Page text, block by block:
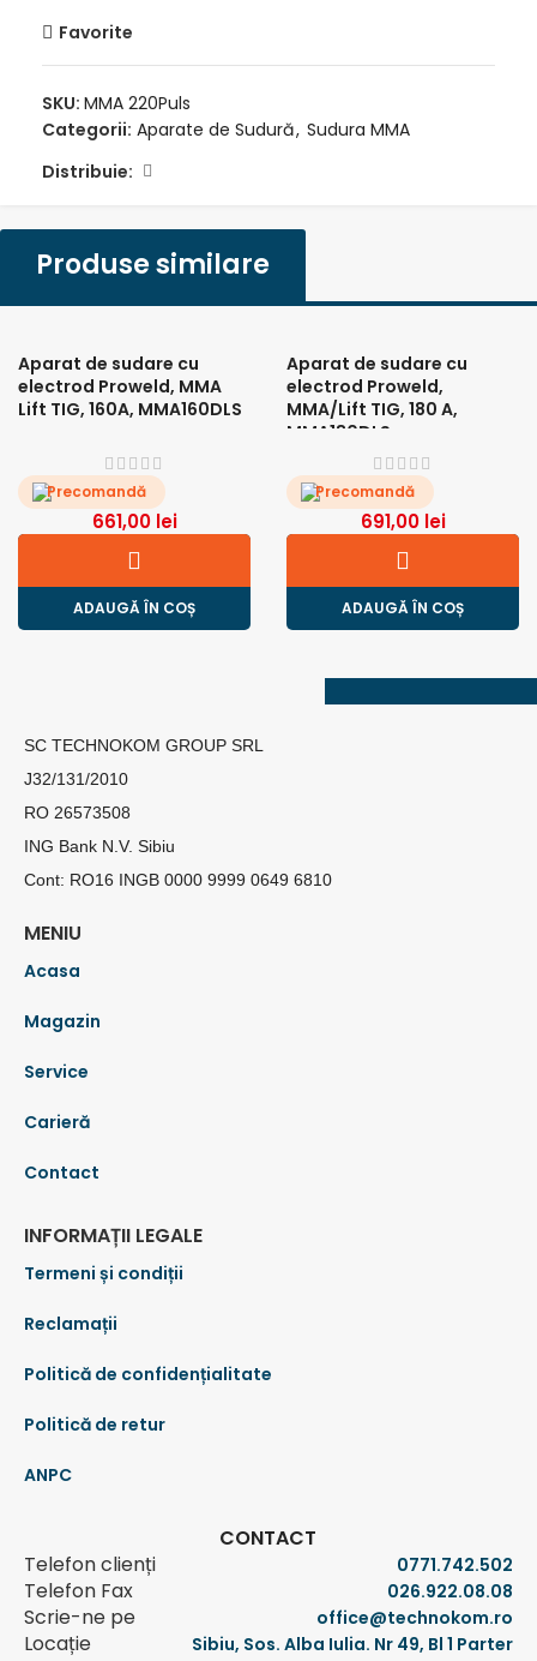
Favorite
SKU: MMA 220Puls
Categorii: Aparate de Sudură, Sudura MMA
Distribuie:
Produse similare
Aparat de sudare cu
electrod Proweld, MMA
Lift TIG, 160A, MMA160DLS
Precomandă
661,00 lei
ADAUGĂ ÎN COȘ
Aparat de sudare cu
electrod Proweld,
MMA/Lift TIG, 180 A,
MMA180DLS
Precomandă
691,00 lei
ADAUGĂ ÎN COȘ
SC TECHNOKOM GROUP SRL
J32/131/2010
RO 26573508
ING Bank N.V. Sibiu
Cont: RO16 INGB 0000 9999 0649 6810
MENIU
Acasa
Magazin
Service
Carieră
Contact
INFORMAȚII LEGALE
Termeni și condiții
Reclamații
Politică de confidențialitate
Politică de retur
ANPC
CONTACT
Telefon clienți
0771.742.502
Telefon Fax 026.922.08.08
Scrie-ne pe office@technokom.ro
Locație Sibiu, Sos. Alba Iulia. Nr 49, Bl 1 Parter